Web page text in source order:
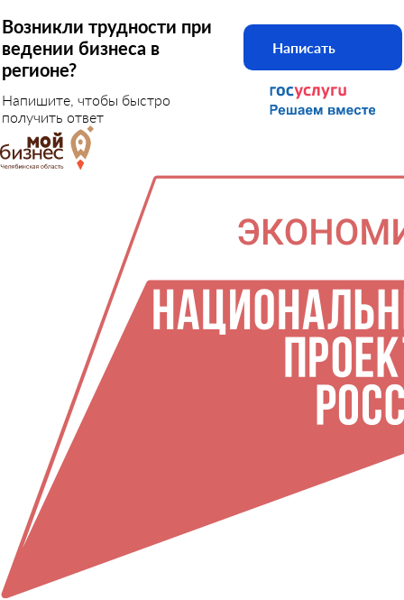
Возникли трудности при
ведении бизнеса в
регионе?
Напишите, чтобы быстро
получить ответ
Написать